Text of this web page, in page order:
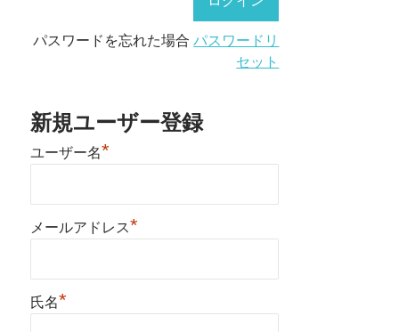
パスワードを忘れた場合パスワードリ
セット
新規ユーザー登録
ユーザー名*
メールアドレス*
氏名*